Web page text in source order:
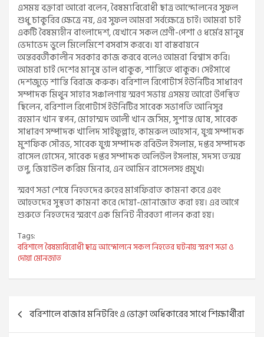
এসময় বক্তারা আরো বলেন, বৈষম্যবিরোধী ছাত্র আন্দোলনের সুফল
শুধু চাকুরির ক্ষেত্রে নয়, এর সুফল আমরা সর্বক্ষেত্রে চাই। আমরা চাই
একটি বৈষম্যহীন বাংলাদেশ, যেখানে সকল শ্রেণী-পেশা ও ধর্মের মানুষ
ভেদাভেদ ভুলে মিলেমিশে বসবাস করবে। যা বাস্তবায়নে
অন্তরবর্তীকালীন সরকার কাজ করবে বলেও আমরা বিশ্বাস করি।
আমরা চাই দেশের মানুষ ভাল থাকুক, শান্তিতে থাকুক। সেইসাথে
দেশজুড়ে শান্তি বিরাজ করুক। বরিশাল রিপোর্টার্স ইউনিটির সাধারণ
সম্পাদক মিথুন সাহার সঞ্চালণায় স্মরণ সভায় এসময় আরো উপস্থিত
ছিলেন, বরিশাল রিপোর্টার্স ইউনিটির সাবেক সভাপতি আনিসুর
রহমান খান স্বপন, মোহাম্মদ আলী খান জসিম, সুশান্ত ঘোষ, সাবেক
সাধারণ সম্পাদক খালিদ সাইফুল্লাহ, কামরুল আহসান, যুগ্ম সম্পাদক
মুশফিক সৌরভ, সাবেক যুগ্ম সম্পাদক রবিউল ইসলাম, দপ্তর সম্পাদক
রাসেল হোসেন, সাবেক দপ্তর সম্পাদক অলিউল ইসলাম, সদস্য তন্ময়
তপু, জিয়াউল করিম মিনার, এন আমিন রাসেলসহ প্রমুখ।
স্মরণ সভা শেষে নিহতদের রুহের মাগফিরাত কামনা করে এবং
আহতদের সুস্থতা কামনা করে দোয়া-মোনাজাত করা হয়। এর আগে
শুরুতে নিহতদের স্মরণে এক মিনিট নীরবতা পালন করা হয়।
Tags:
বরিশালে বৈষম্যবিরোধী ছাত্র আন্দোলনে সকল নিহতের ঘটনায় স্মরণ সভা ও
দোয়া মোনজাত
Post
navigation
বরিশালে বাজার মনিটরিং এ ভোক্তা অধিকারের সাথে শিক্ষার্থীরা